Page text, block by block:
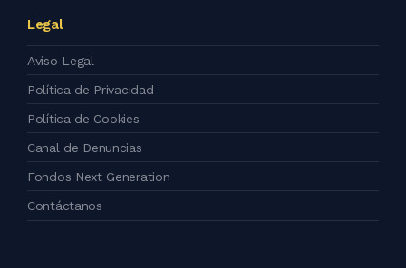
Legal
Aviso Legal
Política de Privacidad
Política de Cookies
Canal de Denuncias
Fondos Next Generation
Contáctanos